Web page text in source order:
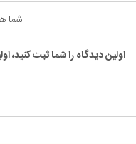
شما
اولین دیدگاه را شما ثبت کنید،